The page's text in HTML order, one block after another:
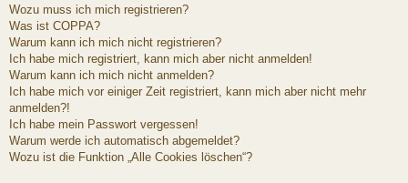
Wozu muss ich mich registrieren?
Was ist COPPA?
Warum kann ich mich nicht registrieren?
Ich habe mich registriert, kann mich aber nicht anmelden!
Warum kann ich mich nicht anmelden?
Ich habe mich vor einiger Zeit registriert, kann mich aber nicht mehr
anmelden?!
Ich habe mein Passwort vergessen!
Warum werde ich automatisch abgemeldet?
Wozu ist die Funktion „Alle Cookies löschen“?